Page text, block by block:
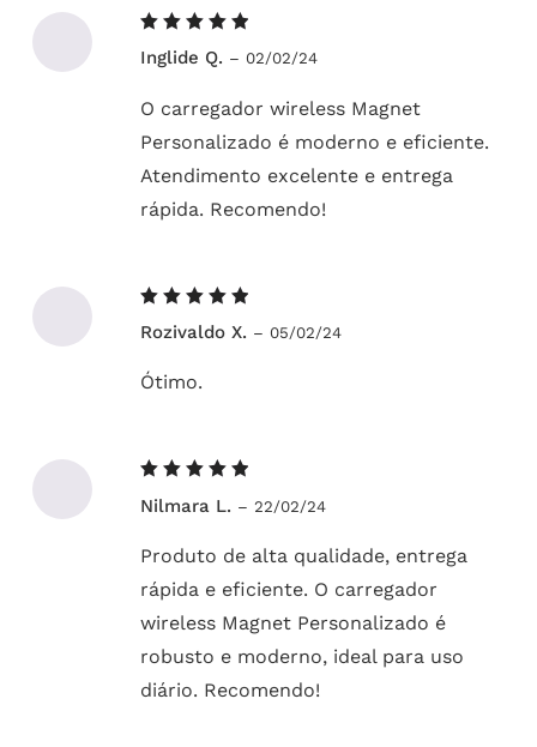
5de 5
Inglide Q. – 02/02/24
O carregador wireless Magnet
Personalizado é moderno e eficiente.
Atendimento excelente e entrega
rápida. Recomendo!
5de 5
Rozivaldo X. – 05/02/24
Ótimo.
5de 5
Nilmara L. – 22/02/24
Produto de alta qualidade, entrega
rápida e eficiente. O carregador
wireless Magnet Personalizado é
robusto e moderno, ideal para uso
diário. Recomendo!